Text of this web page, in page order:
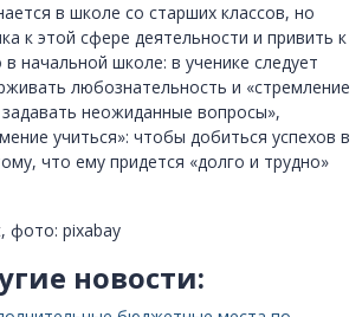
в школе со старших классов, но
к этой сфере деятельности и привить к
начальной школе: в ученике следует
любознательность и «стремление
неожиданные вопросы»,
учиться»: чтобы добиться успехов в
что ему придется «долго и трудно»
фото: pixabay
новости: